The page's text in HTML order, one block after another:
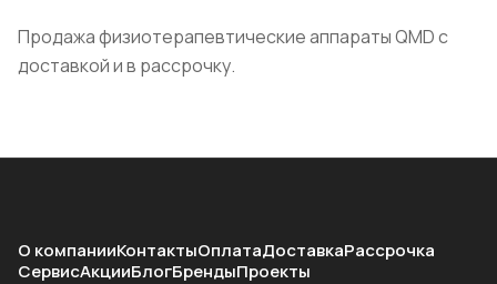
Продажа физиотерапевтические аппараты QMD с
доставкой и в рассрочку.
О компанииКонтактыОплатаДоставкаРассрочка
СервисАкцииБлогБрендыПроекты